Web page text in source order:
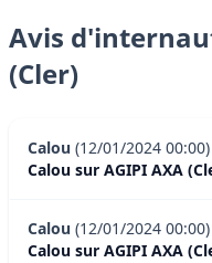
Avis
(Cler)
Calou (12/01/2024
Calou sur AGIPI AXA
Calou (12/01/2024
Calou sur AGIPI AXA